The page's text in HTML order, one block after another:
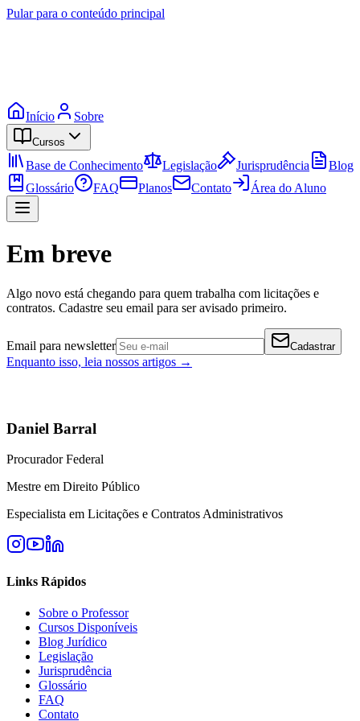
Pular para o conteúdo principal
Início Sobre
Cursos
Base de Conhecimento Legislação Jurisprudência
Blog
Glossário
FAQ Planos Contato Área do Aluno
Em breve
Algo novo está chegando para quem trabalha com licitações e
contratos. Cadastre seu email para ser avisado primeiro.
Email para newsletter Cadastrar
Enquanto isso, leia nossos artigos →
Daniel Barral
Procurador Federal
Mestre em Direito Público
Especialista em Licitações e Contratos Administrativos
Links Rápidos
Sobre o Professor
Cursos Disponíveis
Blog Jurídico
Legislação
Jurisprudência
Glossário
FAQ
Contato